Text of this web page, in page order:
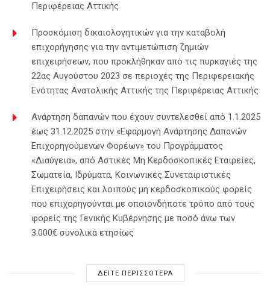
Περιφέρειας Αττικής
Προσκόμιση δικαιολογητικών για την καταβολή
επιχορήγησης για την αντιμετώπιση ζημιών
επιχειρήσεων, που προκλήθηκαν από τις πυρκαγιές της
22ας Αυγούστου 2023 σε περιοχές της Περιφερειακής
Ενότητας Ανατολικής Αττικής της Περιφέρειας Αττικής
Ανάρτηση δαπανών που έχουν συντελεσθεί από 1.1.2025
έως 31.12.2025 στην «Εφαρμογή Ανάρτησης Δαπανών
Επιχορηγούμενων Φορέων» του Προγράμματος
«Διαύγεια», από Αστικές Μη Κερδοσκοπικές Εταιρείες,
Σωματεία, Ιδρύματα, Κοινωνικές Συνεταιριστικές
Επιχειρήσεις και λοιπούς μη κερδοσκοπικούς φορείς
που επιχορηγούνται με οποιονδήποτε τρόπο από τους
φορείς της Γενικής Κυβέρνησης με ποσό άνω των
3.000€ συνολικά ετησίως
ΔΕΙΤΕ ΠΕΡΙΣΣΟΤΕΡΑ